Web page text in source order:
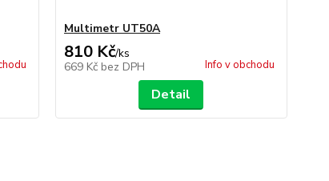
Multimetr UT50A
810 Kč/ks
669 Kč bez DPH Info v obchodu
Detail